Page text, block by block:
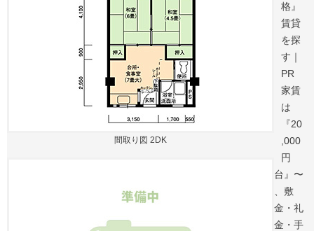
間取り図 2DK
格』
賃貸
を探
す｜
PR
家賃
は
『20
,000
円
台』〜
、敷
金・礼
金・手